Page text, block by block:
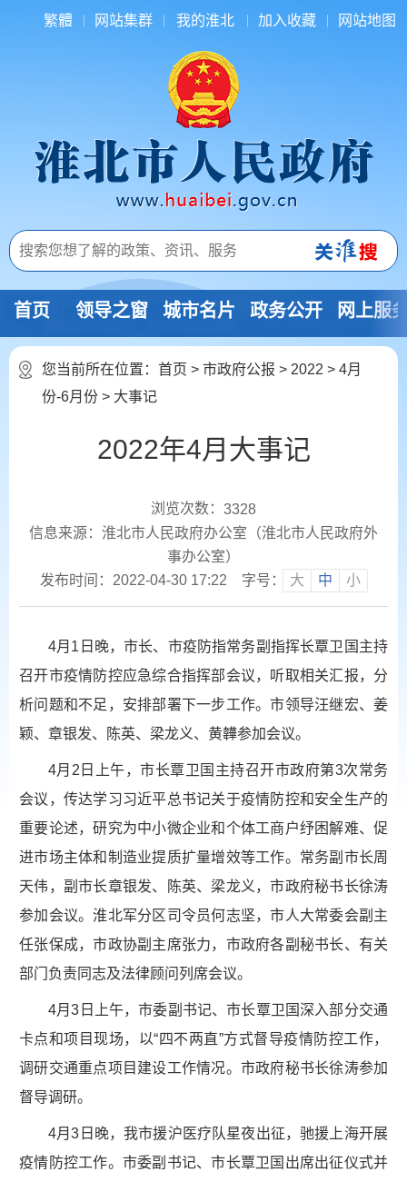
繁體 网站集群 我的淮北 加入收藏 网站地图
首页 领导之窗 城市名片 政务公开 网上服
您当前所在位置： 首页 > 市政府公报 > 2022 > 4月
份-6月份 > 大事记
2022年4月大事记
浏览次数： 3328
信息来源：淮北市人民政府办公室（淮北市人民政府外
事办公室）
发布时间：2022-04-30 17:22
字号： 大 中 小
4月1日晚，市长、市疫防指常务副指挥长覃卫国主持
召开市疫情防控应急综合指挥部会议，听取相关汇报，分
析问题和不足，安排部署下一步工作。市领导汪继宏、姜
颖、章银发、陈英、梁龙义、黄韡参加会议。
4月2日上午，市长覃卫国主持召开市政府第3次常务
会议，传达学习习近平总书记关于疫情防控和安全生产的
重要论述，研究为中小微企业和个体工商户纾困解难、促
进市场主体和制造业提质扩量增效等工作。常务副市长周
天伟，副市长章银发、陈英、梁龙义，市政府秘书长徐涛
参加会议。淮北军分区司令员何志坚，市人大常委会副主
任张保成，市政协副主席张力，市政府各副秘书长、有关
部门负责同志及法律顾问列席会议。
4月3日上午，市委副书记、市长覃卫国深入部分交通
卡点和项目现场，以“四不两直”方式督导疫情防控工作，
调研交通重点项目建设工作情况。市政府秘书长徐涛参加
督导调研。
4月3日晚，我市援沪医疗队星夜出征，驰援上海开展
疫情防控工作。市委副书记、市长覃卫国出席出征仪式并